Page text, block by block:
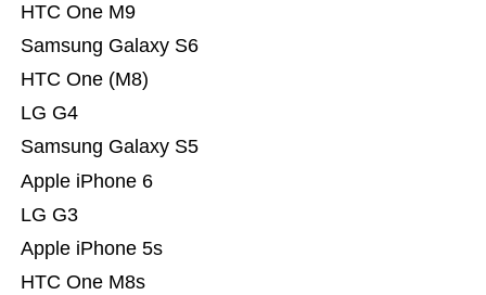
HTC One M8s
Apple iPhone 5s
LG G3
Apple iPhone 6
Samsung Galaxy S5
LG G4
HTC One (M8)
Samsung Galaxy S6
HTC One M9